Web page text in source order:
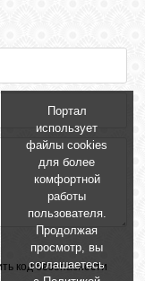
Портал
использует
файлы cookies
для более
комфортной
работы
пользователя.
Продолжая
просмотр, вы
соглашаетесь